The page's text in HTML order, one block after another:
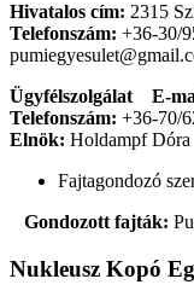
Hivatalos cím: 2315
Telefonszám: +36-30/
Ügyfélszolgálat
E-
Telefonszám: +36-70/
Elnök: Holdampf Dóra
Fajtagondozó
Gondozott fajták:
Nukleusz Kopó